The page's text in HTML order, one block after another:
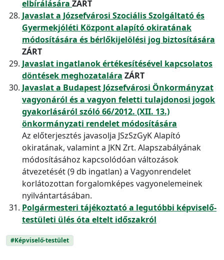
elbírálására ZÁRT
Javaslat a Józsefvárosi Szociális Szolgáltató és
Gyermekjóléti Központ alapító okiratának
módosítására és bérlőkijelölési jog biztosítására
ZÁRT
Javaslat ingatlanok értékesítésével kapcsolatos
döntések meghozatalára ZÁRT
Javaslat a Budapest Józsefvárosi Önkormányzat
vagyonáról és a vagyon feletti tulajdonosi jogok
gyakorlásáról szóló 66/2012. (XII. 13.)
önkormányzati rendelet módosítására
Az előterjesztés javasolja JSzSzGyK Alapító
okiratának, valamint a JKN Zrt. Alapszabályának
módosításához kapcsolódóan változások
átvezetését (9 db ingatlan) a Vagyonrendelet
korlátozottan forgalomképes vagyonelemeinek
nyilvántartásában.
Polgármesteri tájékoztató a legutóbbi képviselő-
testületi ülés óta eltelt időszakról
#Képviselő-testület